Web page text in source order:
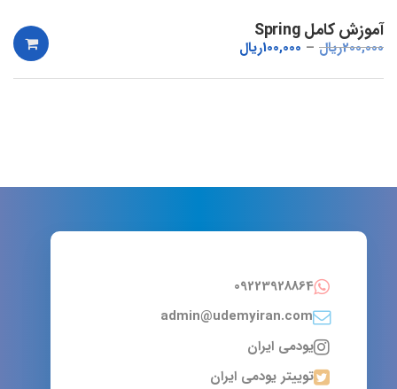
آموزش کامل Spring
200,000ریال 100,000ریال
09223928864
admin@udemyiran.com
یودمی ایران
توییتر یودمی ایران